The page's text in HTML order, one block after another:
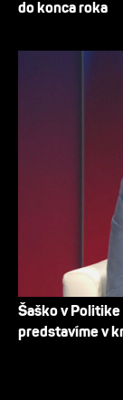
do konca roka
Šaško v
predstavíme v